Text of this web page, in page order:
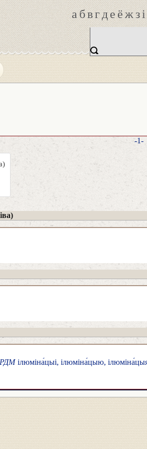
абвгдеёжзі
-1-
РДМілюміна́цыі, ілюміна́цыю,